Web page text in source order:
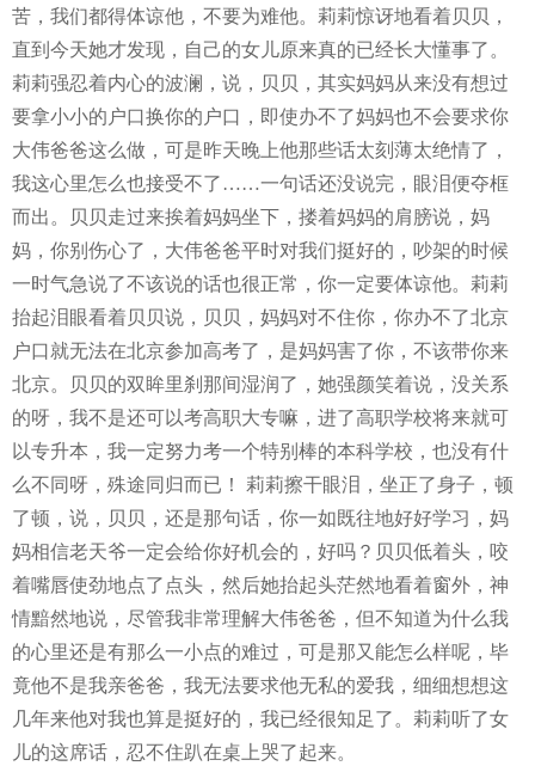
苦，我们都得体谅他，不要为难他。莉莉惊讶地看着贝贝，
直到今天她才发现，自己的女儿原来真的已经长大懂事了。
莉莉强忍着内心的波澜，说，贝贝，其实妈妈从来没有想过
要拿小小的户口换你的户口，即使办不了妈妈也不会要求你
大伟爸爸这么做，可是昨天晚上他那些话太刻薄太绝情了，
我这心里怎么也接受不了 ……一句话还没说完，眼泪便夺框
而出。贝贝走过来挨着妈妈坐下，搂着妈妈的肩膀说，妈
妈，你别伤心了，大伟爸爸平时对我们挺好的，吵架的时候
一时气急说了不该说的话也很正常，你一定要体谅他。莉莉
抬起泪眼看着贝贝说，贝贝，妈妈对不住你，你办不了北京
户口就无法在北京参加高考了，是妈妈害了你，不该带你来
北京。贝贝的双眸里刹那间湿润了，她强颜笑着说，没关系
的呀，我不是还可以考高职大专嘛，进了高职学校将来就可
以专升本，我一定努力考一个特别棒的本科学校，也没有什
么不同呀，殊途同归而已！
莉莉擦干眼泪，坐正了身子，顿
了顿，说，贝贝，还是那句话，你一如既往地好好学习，妈
妈相信老天爷一定会给你好机会的，好吗？贝贝低着头，咬
着嘴唇使劲地点了点头，然后她抬起头茫然地看着窗外，神
情黯然地说，尽管我非常理解大伟爸爸，但不知道为什么我
的心里还是有那么一小点的难过，可是那又能怎么样呢，毕
竟他不是我亲爸爸，我无法要求他无私的爱我，细细想想这
几年来他对我也算是挺好的，我已经很知足了。莉莉听了女
儿的这席话，忍不住趴在桌上哭了起来。